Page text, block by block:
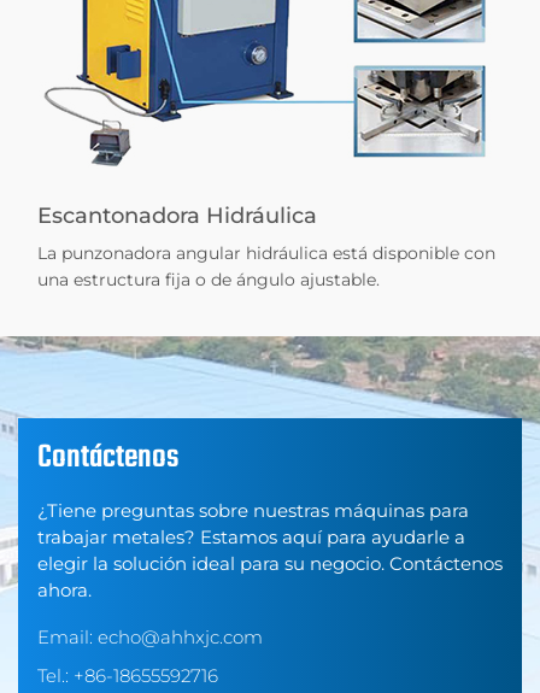
Escantonadora Hidráulica
La punzonadora angular hidráulica está disponible con
una estructura fija o de ángulo ajustable.
Contáctenos
¿Tiene preguntas sobre nuestras máquinas para
trabajar metales? Estamos aquí para ayudarle a
elegir la solución ideal para su negocio. Contáctenos
ahora.
Email: echo@ahhxjc.com
Tel.: +86-18655592716